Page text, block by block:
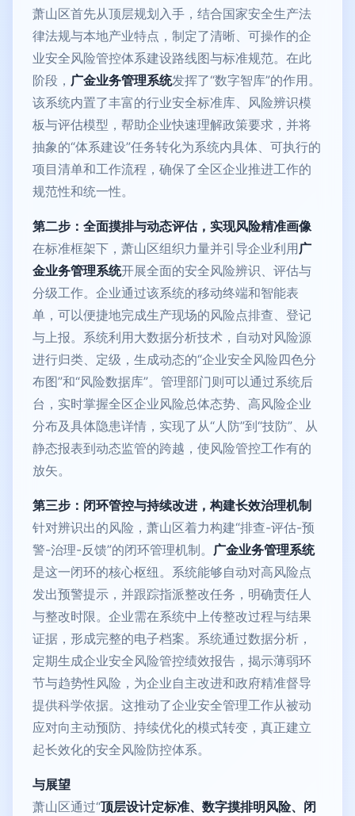
萧山区首先从顶层规划入手，结合国家安全生产法
律法规与本地产业特点，制定了清晰、可操作的企
业安全风险管控体系建设路线图与标准规范。在此
阶段， 广金业务管理系统发挥了“数字智库”的作用。
该系统内置了丰富的行业安全标准库、风险辨识模
板与评估模型，帮助企业快速理解政策要求，并将
抽象的“体系建设”任务转化为系统内具体、可执行的
项目清单和工作流程，确保了全区企业推进工作的
规范性和统一性。
第二步：全面摸排与动态评估，实现风险精准画像
在标准框架下，萧山区组织力量并引导企业利用广
金业务管理系统开展全面的安全风险辨识、评估与
分级工作。企业通过该系统的移动终端和智能表
单，可以便捷地完成生产现场的风险点排查、登记
与上报。系统利用大数据分析技术，自动对风险源
进行归类、定级，生成动态的“企业安全风险四色分
布图”和“风险数据库”。管理部门则可以通过系统后
台，实时掌握全区企业风险总体态势、高风险企业
分布及具体隐患详情，实现了从“人防”到“技防”、从
静态报表到动态监管的跨越，使风险管控工作有的
放矢。
第三步：闭环管控与持续改进，构建长效治理机制
针对辨识出的风险，萧山区着力构建“排查-评估-预
警-治理-反馈”的闭环管理机制。 广金业务管理系统
是这一闭环的核心枢纽。系统能够自动对高风险点
发出预警提示，并跟踪指派整改任务，明确责任人
与整改时限。企业需在系统中上传整改过程与结果
证据，形成完整的电子档案。系统通过数据分析，
定期生成企业安全风险管控绩效报告，揭示薄弱环
节与趋势性风险，为企业自主改进和政府精准督导
提供科学依据。这推动了企业安全管理工作从被动
应对向主动预防、持续优化的模式转变，真正建立
起长效化的安全风险防控体系。
与展望
萧山区通过“顶层设计定标准、数字摸排明风险、闭